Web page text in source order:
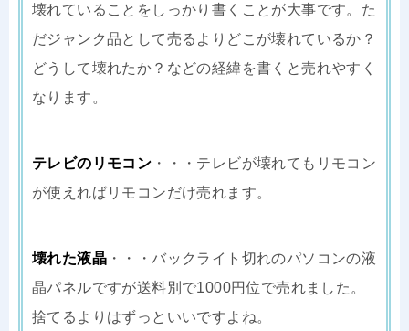
壊れていることをしっかり書くことが大事です。た
だジャンク品として売るよりどこが壊れているか？
どうして壊れたか？などの経緯を書くと売れやすく
なります。
テレビのリモコン ・・・テレビが壊れてもリモコン
が使えればリモコンだけ売れます。
壊れた液晶 ・・・バックライト切れのパソコンの液
晶パネルですが送料別で1000円位で売れました。
捨てるよりはずっといいですよね。